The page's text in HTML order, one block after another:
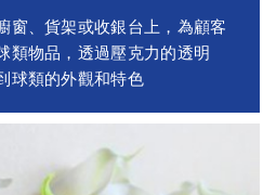
窗、貨架或收銀台上，為顧客
類物品，透過壓克力的透明
球類的外觀和特色